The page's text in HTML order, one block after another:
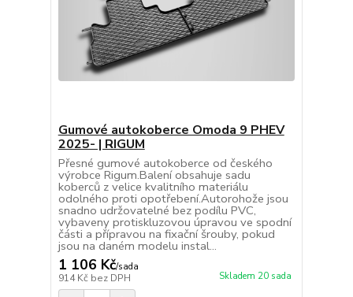
Gumové autokoberce Omoda 9 PHEV
2025- | RIGUM
Přesné gumové autokoberce od českého
výrobce Rigum.Balení obsahuje sadu
koberců z velice kvalitního materiálu
odolného proti opotřebení.Autorohože jsou
snadno udržovatelné bez podílu PVC,
vybaveny protiskluzovou úpravou ve spodní
části a přípravou na fixační šrouby, pokud
jsou na daném modelu instal...
1 106 Kč/sada
914 Kč bez DPH Skladem 20 sada